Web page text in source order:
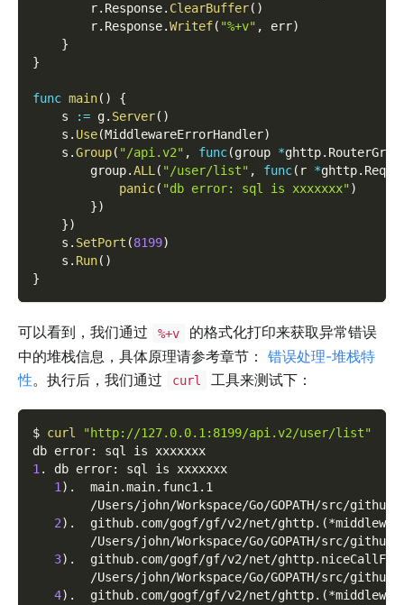
        r
. Response. ClearBuffer( )
        r
. Response.Writef( "%+v" , err)
}
}
func main( )
{
    s
:= g. Server( )
    s
. Use(MiddlewareErrorHandler)
    s
.Group( "/api.v2" , func(group *ghttp.
        group
.ALL( "/user/list" , func( r *ghttp.
panic( "db error: sql is xxxxxxx")
})
})
    s
. SetPort (8199)
    s
. Run( )
}
可以看到，我们通过 %+v
的格式化打印来获取异常错误
中的堆栈信息，具体原理请参考章节： 错误处理-堆栈特
性。执行后，我们通过 curl 工具来测试下：
$ curl
"http://127.0.0.1:8199/api.v2/user/list"
db error: sql is xxxxxxx
1 . db error: sql is xxxxxxx
1 ) .  main.main.func1.1
/Users/john/Workspace/Go/GOPATH/src/
2) .  github.com/gogf/gf/v2/net/ghttp. (
/Users/john/Workspace/Go/GOPATH/src/
3) .  github.com/gogf/gf/v2/net/
/Users/john/Workspace/Go/GOPATH/src/
4) .  github.com/gogf/gf/v2/net/ghttp. (